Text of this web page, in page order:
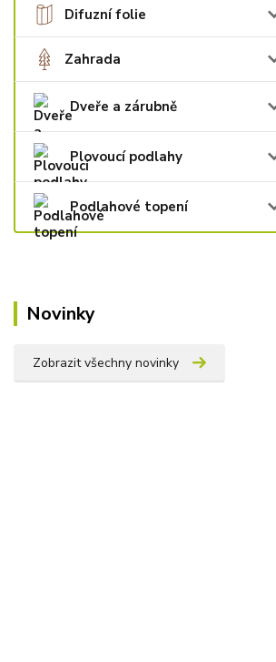
Difuzní folie
Zahrada
Dveře a zárubně
Plovoucí podlahy
Podlahové topení
Novinky
Zobrazit všechny novinky